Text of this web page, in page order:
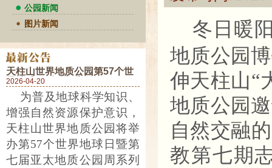
公园新闻
图片新闻
天柱山世界地质公园第57个世
界地球日活动预告
2026-04-20
为普及地球科学知识、
增强自然资源保护意识，
天柱山世界地质公园将举
办第57个世界地球日暨第
七届亚太地质公园周系列
冬日暖
地质公园
伸天柱山“
地质公园
自然交融
教第七期